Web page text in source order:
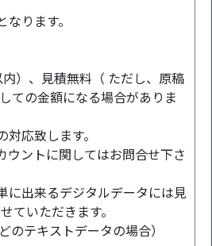
ります。
）、見積無料（ ただし、原稿
ての金額になる場合がありま
応致します。
ントに関してはお問合せ下さ
出来るデジタルデータには見
ていただきます。
テキストデータの場合）